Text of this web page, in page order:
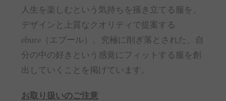
人生を楽しむという気持ちを掻き立てる服を、
デザインと上質なクオリティで提案する
ebure（エブール）。究極に削ぎ落とされた、自
分の中の好きという感覚にフィットする服を創
出していくことを掲げています。
お取り扱いのご注意